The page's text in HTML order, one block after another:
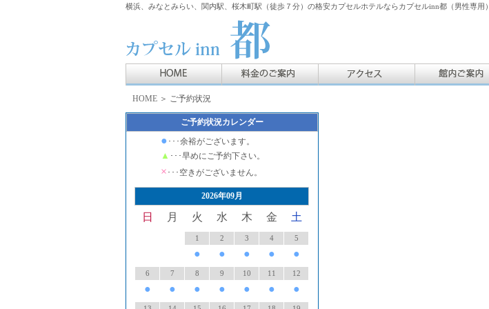
横浜、みなとみらい、関内駅、桜木町駅（徒歩７分）の格安カプセルホテルならカプセルinn都（男性専用）
HOME ＞ ご予約状況
ご予約状況カレンダー
● ･･･余裕がございます。
▲ ･･･早めにご予約下さい。
× ･･･空きがございません。
2026年09月
日 月 火 水 木 金 土
1
●
2
●
3
●
4
●
5
●
6
●
7
●
8
●
9
●
10
●
11
●
12
●